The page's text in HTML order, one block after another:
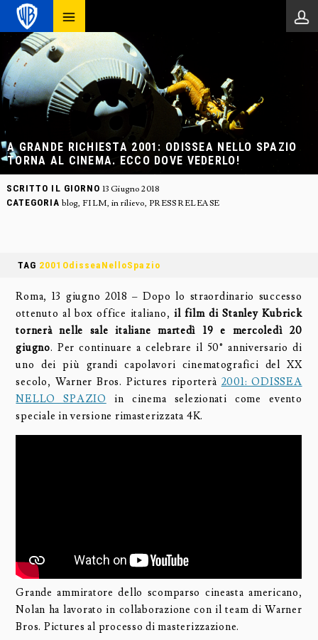
A GRANDE RICHIESTA 2001: ODISSEA NELLO SPAZIO
TORNA AL CINEMA. ECCO DOVE VEDERLO!
SCRITTO IL GIORNO 13 Giugno 2018
CATEGORIA blog, FILM, in rilievo, PRESS RELEASE
TAG 2001OdisseaNelloSpazio
Roma, 13 giugno 2018 – Dopo lo straordinario successo
ottenuto al box office italiano,il film di Stanley Kubrick
tornerà nelle sale italiane martedì 19 e mercoledì 20
giugno. Per continuare a celebrare il 50° anniversario di
uno dei più grandi capolavori cinematografici del XX
secolo, Warner Bros. Pictures riporterà 2001: ODISSEA
NELLO SPAZIO in cinema selezionati come evento
speciale in versione rimasterizzata 4K.
Grande ammiratore dello scomparso cineasta americano,
Nolan ha lavorato in collaborazione con il team di Warner
Bros. Pictures al processo di masterizzazione.